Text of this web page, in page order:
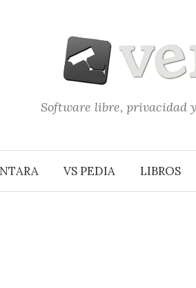
Software libre, privacidad
VS PEDIA LIBROS